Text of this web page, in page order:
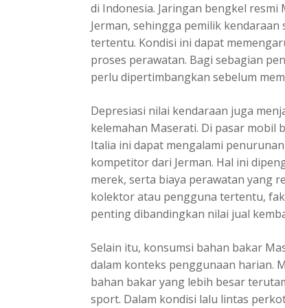
di Indonesia. Jaringan bengkel
Jerman, sehingga pemilik
tertentu. Kondisi ini dapat
proses perawatan. Bagi sebagian
perlu dipertimbangkan sebelum
Depresiasi nilai kendaraan juga
kelemahan Maserati. Di pasar mobil
Italia ini dapat mengalami
kompetitor dari Jerman. Hal ini
merek, serta biaya perawatan yang
kolektor atau pengguna tertentu,
penting dibandingkan nilai jual
Selain itu, konsumsi bahan bakar
dalam konteks penggunaan harian.
bahan bakar yang lebih besar
sport. Dalam kondisi lalu lintas